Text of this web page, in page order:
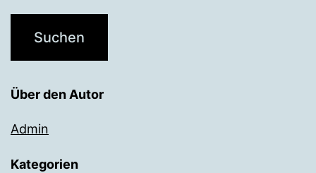
Über den Autor
Admin
Kategorien